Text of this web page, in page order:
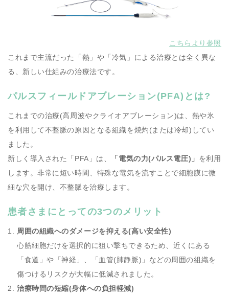
こちらより参照
これまで主流だった「熱」や「冷気」による治療とは全く異な
る、新しい仕組みの治療法です。
パルスフィールドアブレーション(PFA)とは?
これまでの治療(高周波やクライオアブレーション)は、熱や氷
を利用して不整脈の原因となる組織を焼灼(または冷却)してい
ました。
新しく導入された「PFA」は、
「電気の力(パルス電圧)」 を利用
します。非常に短い時間、特殊な電気を流すことで細胞膜に微
細な穴を開け、不整脈を治療します。
患者さまにとっての3つのメリット
周囲の組織へのダメージを抑える(高い安全性)
心筋細胞だけを選択的に狙い撃ちできるため、近くにある
「食道」や「神経」、「血管(肺静脈)」などの周囲の組織を
傷つけるリスクが大幅に低減されました。
治療時間の短縮(身体への負担軽減)